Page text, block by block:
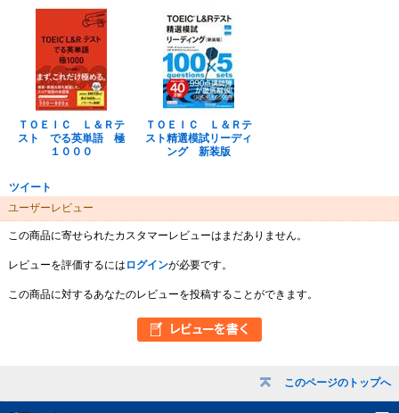
このページのトップへ
ＴＯＥＩＣ Ｌ＆Ｒテ
スト でる英単語 極
１０００
ＴＯＥＩＣ Ｌ＆Ｒテ
スト精選模試リーディ
ング 新装版
ツイート
ユーザーレビュー
この商品に寄せられたカスタマーレビューはまだありません。
レビューを評価するには ログインが必要です。
この商品に対するあなたのレビューを投稿することができます。